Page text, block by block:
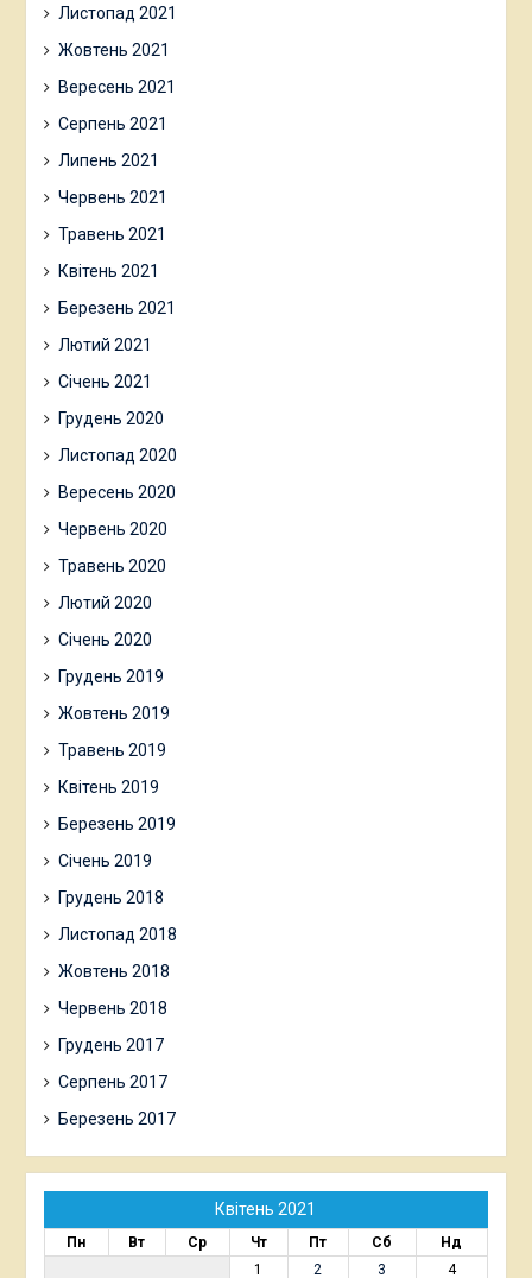
Листопад 2021
Жовтень 2021
Вересень 2021
Серпень 2021
Липень 2021
Червень 2021
Травень 2021
Квітень 2021
Березень 2021
Лютий 2021
Січень 2021
Грудень 2020
Листопад 2020
Вересень 2020
Червень 2020
Травень 2020
Лютий 2020
Січень 2020
Грудень 2019
Жовтень 2019
Травень 2019
Квітень 2019
Березень 2019
Січень 2019
Грудень 2018
Листопад 2018
Жовтень 2018
Червень 2018
Грудень 2017
Серпень 2017
Березень 2017
Квітень 2021
Пн Вт Ср Чт Пт Сб
Нд
1
2 3 4